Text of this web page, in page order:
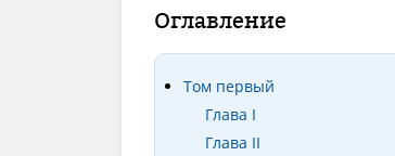
Оглавление
Том первый
Глава I
Глава II